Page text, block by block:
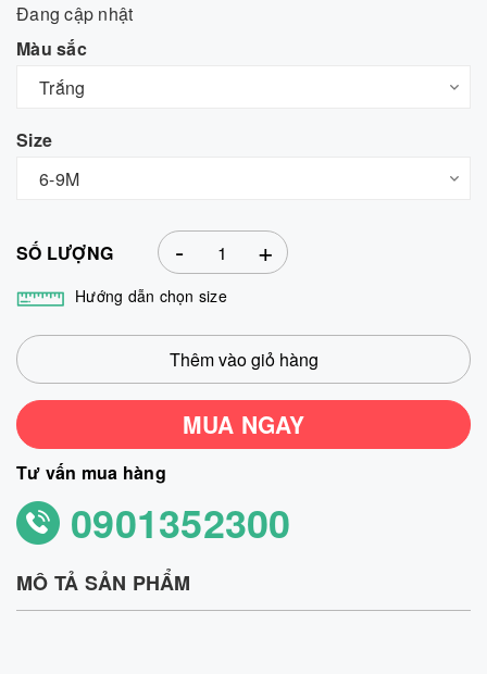
Đang cập nhật
Màu sắc
Size
SỐ LƯỢNG +
-
Hướng dẫn chọn size
Thêm vào giỏ hàng
MUA NGAY
Tư vấn mua hàng
0901352300
MÔ TẢ SẢN PHẨM